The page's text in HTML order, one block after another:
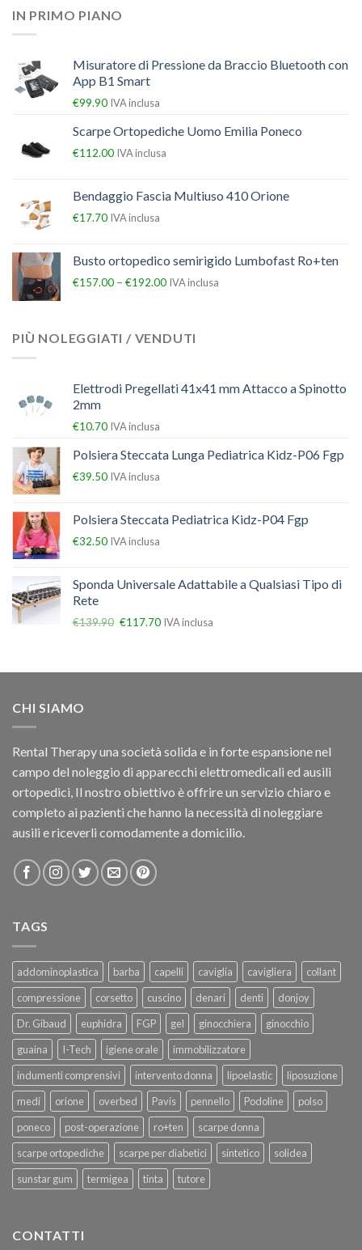
IN PRIMO PIANO
Misuratore di Pressione da Braccio Bluetooth con
App B1 Smart
€99.90 IVA inclusa
Scarpe Ortopediche Uomo Emilia Poneco
€112.00 IVA inclusa
Bendaggio Fascia Multiuso 410 Orione
€17.70 IVA inclusa
Busto ortopedico semirigido Lumbofast Ro+ten
€157.00 – €192.00 IVA inclusa
PIÙ NOLEGGIATI / VENDUTI
Elettrodi Pregellati 41x41 mm Attacco a Spinotto
2mm
€10.70 IVA inclusa
Polsiera Steccata Lunga Pediatrica Kidz-P06 Fgp
€39.50 IVA inclusa
Polsiera Steccata Pediatrica Kidz-P04 Fgp
€32.50 IVA inclusa
Sponda Universale Adattabile a Qualsiasi Tipo di
Rete
€139.90 €117.70 IVA inclusa
CHI SIAMO
Rental Therapy una società solida e in forte espansione nel
campo del noleggio di apparecchi elettromedicali ed ausili
ortopedici, Il nostro obiettivo è offrire un servizio chiaro e
completo ai pazienti che hanno la necessità di noleggiare
ausili e riceverli comodamente a domicilio.
TAGS
addominoplastica barba capelli caviglia cavigliera
collant
compressione
corsetto cuscino denari denti
donjoy
Dr. Gibaud
euphidra FGP gel ginocchiera
ginocchio
guaina
I-Tech igiene orale
immobilizzatore
indumenti comprensivi
intervento donna lipoelastic
liposuzione
medi
orione overbed Pavis pennello Podoline
polso
poneco
post-operazione ro+ten
scarpe donna
scarpe ortopediche
scarpe per diabetici sintetico
solidea
sunstar gum
termigea tinta tutore
CONTATTI